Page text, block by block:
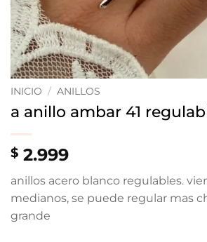
INICIO / ANILLOS
a anillo ambar 41
$ 2.999
anillos acero blanco regulables.
medianos, se puede regular mas
grande